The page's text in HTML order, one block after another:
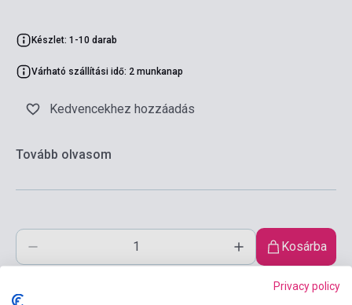
Készlet: 1-10 darab
Várható szállítási idő: 2 munkanap
Kedvencekhez hozzáadás
Tovább olvasom
Kosárba
Privacy policy